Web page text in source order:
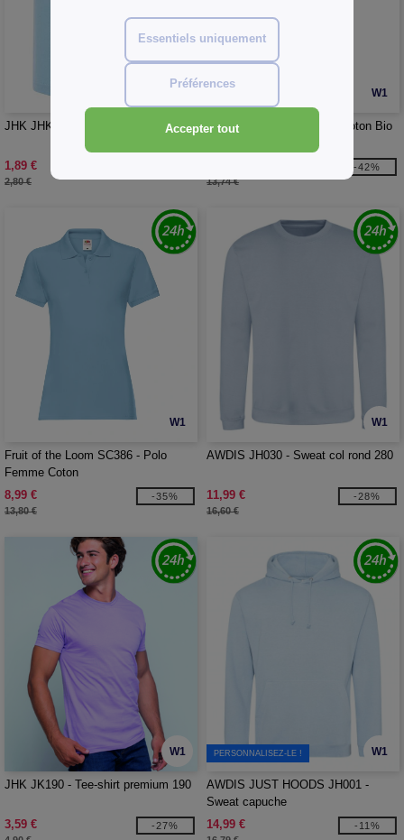
JHK JHK153 - Tee-shirt pour bébé
1,89 €
2,80 €
W1
B&C BC401 - Polo 100% Coton Bio
13,74 €
-42%
W1
Fruit of the Loom SC386 - Polo
Femme Coton
8,99 €
13,80 €
-35%
W1
AWDIS JH030 - Sweat col rond 280
11,99 €
16,60 €
-28%
W1
JHK JK190 - Tee-shirt premium 190
3,59 € -27%
W1
PERSONNALISEZ-LE !
AWDIS JUST HOODS JH001 -
Sweat capuche
14,99 €
-11%
Essentiels uniquement
Préférences
Accepter tout